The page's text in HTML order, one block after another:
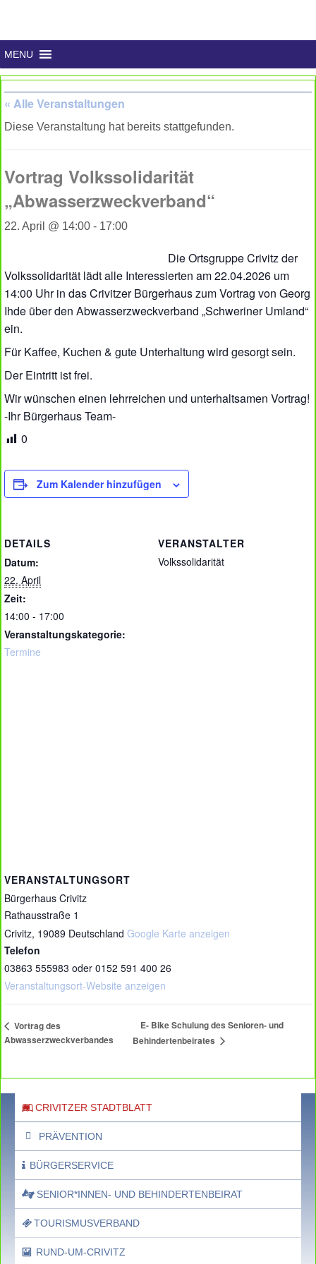
MENU
« Alle Veranstaltungen
Diese Veranstaltung hat bereits stattgefunden.
Vortrag Volkssolidarität
„Abwasserzweckverband“
22. April @ 14:00 - 17:00
Die Ortsgruppe Crivitz der
Volkssolidarität lädt alle Interessierten am 22.04.2026 um
14:00 Uhr in das Crivitzer Bürgerhaus zum Vortrag von Georg
Ihde über den Abwasserzweckverband „Schweriner Umland“
ein.
Für Kaffee, Kuchen & gute Unterhaltung wird gesorgt sein.
Der Eintritt ist frei.
Wir wünschen einen lehrreichen und unterhaltsamen Vortrag!
-Ihr Bürgerhaus Team-
0
Zum Kalender hinzufügen
DETAILS
Datum:
22. April
Zeit:
14:00 - 17:00
Veranstaltungskategorie:
Termine
VERANSTALTER
Volkssolidarität
VERANSTALTUNGSORT
Bürgerhaus Crivitz
Rathausstraße 1
Crivitz, 19089 Deutschland Google Karte anzeigen
Telefon
03863 555983 oder 0152 591 400 26
Veranstaltungsort-Website anzeigen
Vortrag des
Abwasserzweckverbandes
E- Bike Schulung des Senioren- und
Behindertenbeirates
CRIVITZER STADTBLATT
PRÄVENTION
BÜRGERSERVICE
SENIOR*INNEN- UND BEHINDERTENBEIRAT
TOURISMUSVERBAND
RUND-UM-CRIVITZ